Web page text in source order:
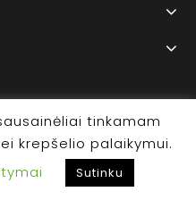
Prekių išsiuntimas 1-6
tinkamam
krepšelio palaikymui.
Sutinku